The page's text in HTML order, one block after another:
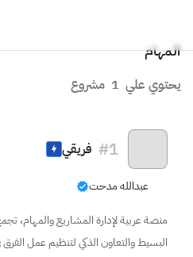
المهام
يحتوي علي 1 مشروع
#1 فريقي
عبدالله مدحت
منصة عربية لإدارة المشاريع والمهام،
البسيط والتعاون الذكي لتنظيم عمل